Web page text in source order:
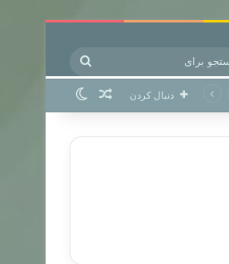
برای دنبال کردن نوشته تصادفی